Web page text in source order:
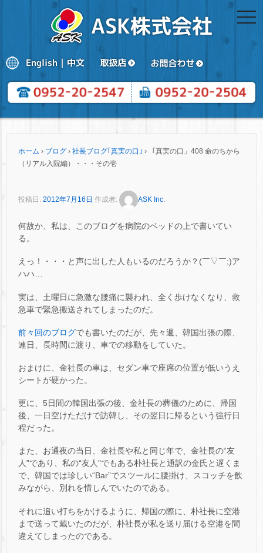
ホーム › ブログ › 社長ブログ｢真実の口｣ ›
「真実の口」408 命のちから
（リアル入院編）・・・その壱
投稿日: 2012年7月16日 作成者: ASK Inc.
何故か、私は、このブログを病院のベッドの上で書いてい
る。
えっ！・・・と声に出した人もいるのだろうか？(￣▽￣;)ア
ハハ…
実は、土曜日に急激な腰痛に襲われ、全く歩けなくなり、救
急車で緊急搬送されてしまったのだ。
前々回のブログでも書いたのだが、先々週、韓国出張の際、
連日、長時間に渡り、車での移動をしていた。
おまけに、金社長の車は、セダン車で座席の位置が低いうえ
シートが硬かった。
更に、5日間の韓国出張の後、金社長の葬儀のために、帰国
後、一日空けただけで訪韓し、その翌日に帰るという強行日
程だった。
また、お通夜の当日、金社長や私と同じ年で、金社長の“友
人”であり、私の“友人”でもある朴社長と通訳の金氏と遅くま
で、韓国では珍しい“Bar”でスツールに腰掛け、スコッチを飲
みながら、別れを惜しんでいたのである。
それに追い打ちをかけるように、帰国の際に、朴社長に空港
まで送って戴いたのだが、朴社長が私を送り届ける空港を間
違えてしまったのである。